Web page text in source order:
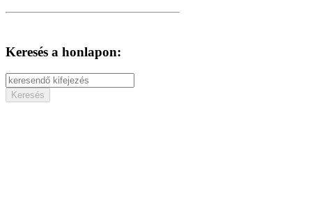
Keresés a honlapon: